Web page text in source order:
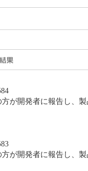
が開発者に報告し、
が開発者に報告し、